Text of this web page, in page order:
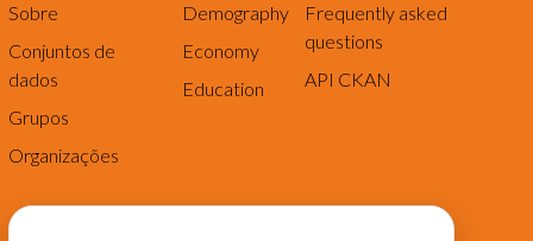
Sobre
Conjuntos de
dados
Grupos
Organizações
Demography
Economy
Education
Frequently asked
questions
API CKAN